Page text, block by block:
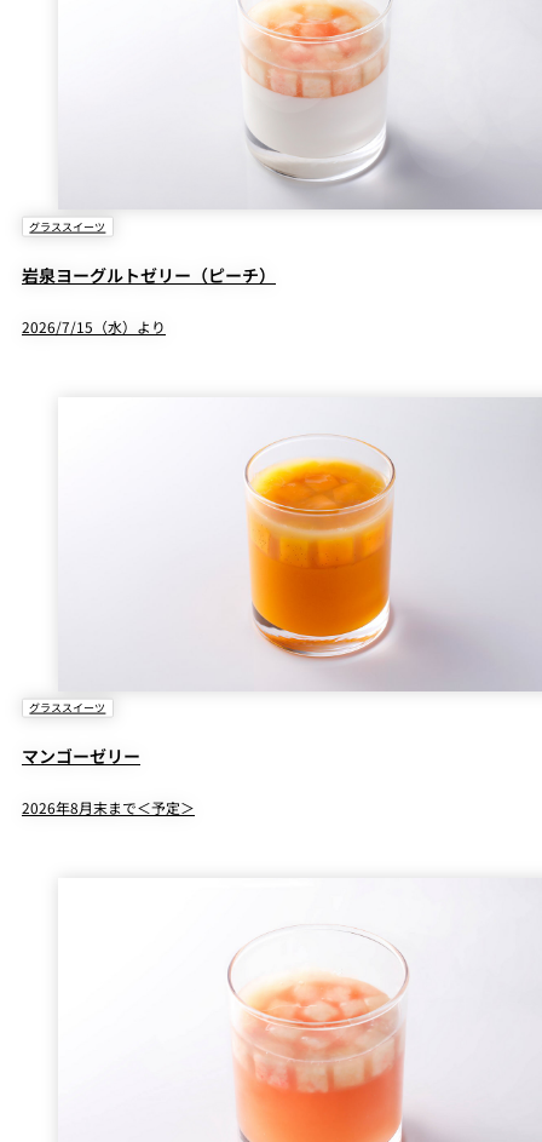
グラススイーツ
岩泉ヨーグルトゼリー（ピーチ）
2026/7/15（水）より
グラススイーツ
マンゴーゼリー
2026年8月末まで＜予定＞